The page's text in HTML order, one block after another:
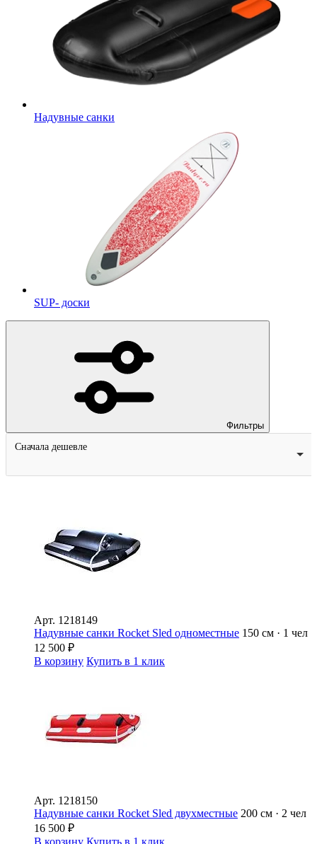
Надувные санки
SUP- доски
Фильтры
Сначала дешевле
Арт. 1218149
Надувные санки Rocket Sled одноместные 150 см · 1 чел
12 500 ₽
В корзину Купить в 1 клик
Арт. 1218150
Надувные санки Rocket Sled двухместные 200 см · 2 чел
16 500 ₽
В корзину Купить в 1 клик